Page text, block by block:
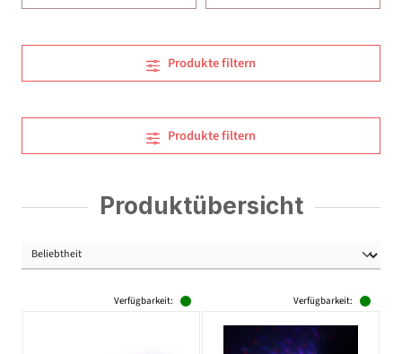
Produkte filtern
Produkte filtern
Produktübersicht
Verfügbarkeit: Verfügbarkeit: